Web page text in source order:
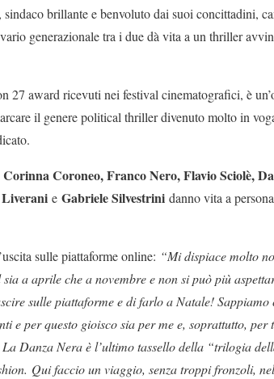
brillante e benvoluto dai suoi concittadini,
generazionale tra i due dà vita a un thriller
27 award ricevuti nei festival cinematografici, è
il genere political thriller divenuto molto in
Corinna Coroneo, Franco Nero, Flavio Sciolè,
e Gabriele Silvestrini danno vita a
sulle piattaforme online: “Mi dispiace molto
a aprile che a novembre e non si può più
sulle piattaforme e di farlo a Natale!
per questo gioisco sia per me e, soprattutto, per
La Danza Nera è l’ultimo tassello della “trilogia
Qui faccio un viaggio, senza troppi fronzoli,